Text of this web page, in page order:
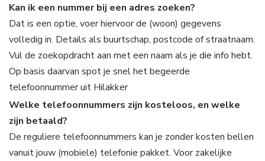
Kan ik een nummer bij een adres zoeken?
Dat is een optie, voer hiervoor de (woon) gegevens
volledig in. Details als buurtschap, postcode of straatnaam.
Vul de zoekopdracht aan met een naam als je die info hebt.
Op basis daarvan spot je snel het begeerde
telefoonnummer uit Hilakker
Welke telefoonnummers zijn kosteloos, en welke
zijn betaald?
De reguliere telefoonnummers kan je zonder kosten bellen
vanuit jouw (mobiele) telefonie pakket. Voor zakelijke